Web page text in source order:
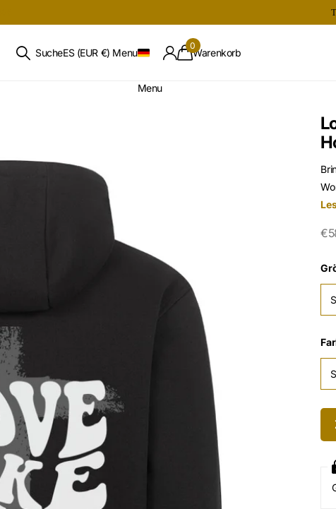
SucheES (EUR €) Menu
Menu
Warenkorb
0
S